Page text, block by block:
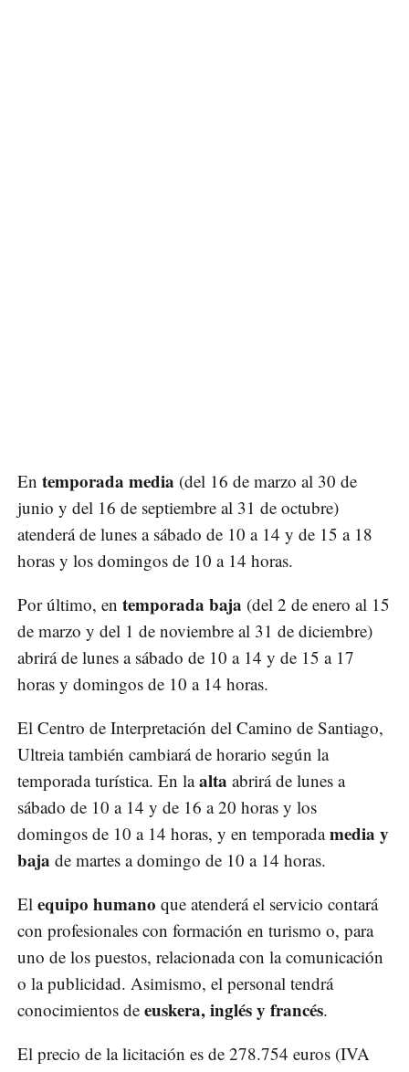
En temporada media (del 16 de marzo al 30 de
junio y del 16 de septiembre al 31 de octubre)
atenderá de lunes a sábado de 10 a 14 y de 15 a 18
horas y los domingos de 10 a 14 horas.
Por último, en temporada baja (del 2 de enero al 15
de marzo y del 1 de noviembre al 31 de diciembre)
abrirá de lunes a sábado de 10 a 14 y de 15 a 17
horas y domingos de 10 a 14 horas.
El Centro de Interpretación del Camino de Santiago,
Ultreia también cambiará de horario según la
temporada turística. En laalta abrirá de lunes a
sábado de 10 a 14 y de 16 a 20 horas y los
domingos de 10 a 14 horas, y en temporadamedia y
baja de martes a domingo de 10 a 14 horas.
El equipo humano que atenderá el servicio contará
con profesionales con formación en turismo o, para
uno de los puestos, relacionada con la comunicación
o la publicidad. Asimismo, el personal tendrá
conocimientos de euskera, inglés y francés.
El precio de la licitación es de 278.754 euros (IVA